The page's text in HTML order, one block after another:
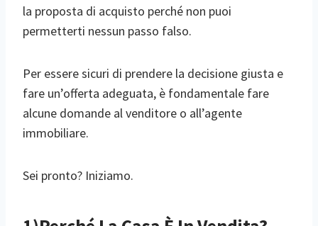
la proposta di acquisto perché non puoi
permetterti nessun passo falso.
Per essere sicuri di prendere la decisione giusta e
fare un’offerta adeguata, è fondamentale fare
alcune domande al venditore o all’agente
immobiliare.
Sei pronto? Iniziamo.